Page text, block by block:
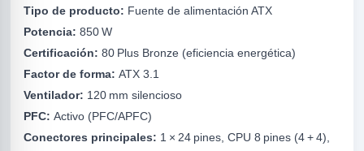
Tipo de producto: Fuente de alimentación ATX
Potencia: 850 W
Certificación: 80 Plus Bronze (eficiencia energética)
Factor de forma: ATX 3.1
Ventilador: 120 mm silencioso
PFC: Activo (PFC/APFC)
Conectores principales: 1 × 24 pines, CPU 8 pines (4 + 4),